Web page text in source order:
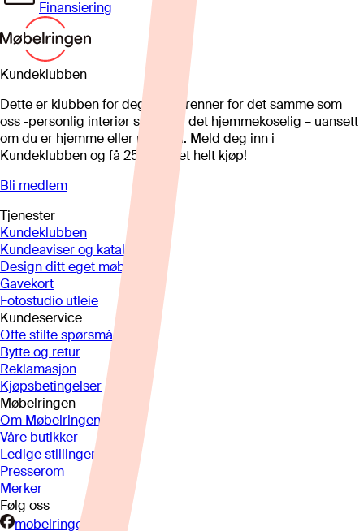
Finansiering
Kundeklubben
Dette er klubben for deg som brenner for det samme som
oss -personlig interiør som gjør det hjemmekoselig – uansett
om du er hjemme eller på hytta. Meld deg inn i
Kundeklubben og få 25%* på et helt kjøp!
Bli medlem
Tjenester
Kundeklubben
Kundeaviser og kataloger
Design ditt eget møbel
Gavekort
Fotostudio utleie
Kundeservice
Ofte stilte spørsmål
Bytte og retur
Reklamasjon
Kjøpsbetingelser
Møbelringen
Om Møbelringen
Våre butikker
Ledige stillinger
Presserom
Merker
Følg oss
mobelringen.no